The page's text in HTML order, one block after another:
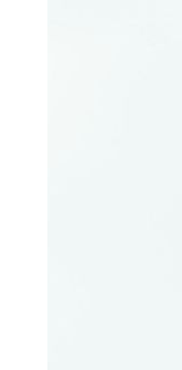
a.10150952191530938/
a.10150952191530938/